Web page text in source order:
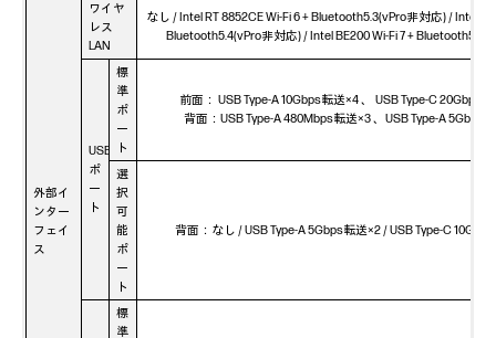
外部イ
ンター
フェイ
ス
ワイヤ
レス
LAN
なし / Intel RT 8852CE Wi-Fi 6 + Bluetooth5.3(vPro非対応) / Intel
Bluetooth5.4(vPro非対応) / Intel BE200 Wi-Fi 7 +
USB
ポ
ー
ト
標
準
ポ
ー
ト
前面： USB Type-A 10Gbps転送×4 、 USB Type-C 20Gbps
背面：USB Type-A 480Mbps転送×3 、USB Type-A 5Gbps
選
択
可
能
ポ
ー
ト
背面：なし / USB Type-A 5Gbps転送×2 / USB Type-C
標
準